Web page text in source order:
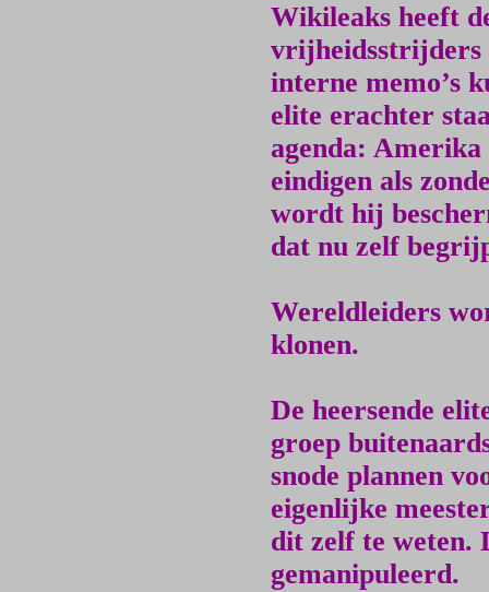
Wikileaks heeft
vrijheidsstrijders
interne memo’s
elite erachter
agenda: Amerika
eindigen als
wordt hij
dat nu zelf
Wereldleiders
klonen.
De heersende
groep
snode plannen
eigenlijke
dit zelf te weten.
gemanipuleerd.